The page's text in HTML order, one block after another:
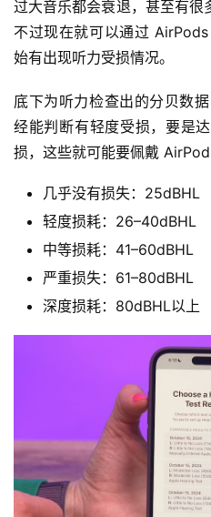
过大音乐都会衰退，甚至有很
不过现在就可以通过
始有出现听力受损情况。
底下为听力检查出的分贝数
经能判断有轻度受损，要是
损，这些就可能要佩戴
几乎没有损失：25dBHL
轻度损耗：26–40dBHL
中等损耗：41–60dBHL
严重损失：61–80dBHL
深度损耗：80dBHL以上